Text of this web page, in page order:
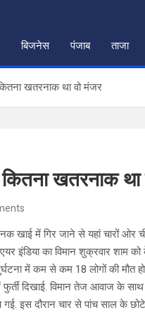
बिजनेस पंजाब ताजा
खतरनाक था वो मंजर
खतरनाक
खाई में गिर जाने से यहां चारों
इंडिया का विमान शुक्रवार शाम
में कम से कम 18 लोगों की मौत
फुर्ती दिखाई. विमान तेज आवाज के
इस दौरान चार से पांच साल के छोटे